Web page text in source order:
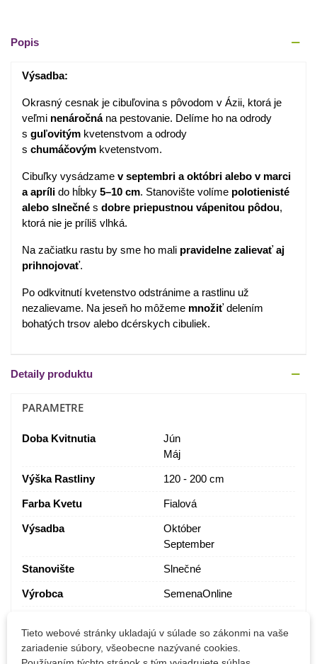
Popis
Výsadba:
Okrasný cesnak je cibuľovina s pôvodom v Ázii, ktorá je
veľmi nenáročnána pestovanie. Delíme ho na odrody
s guľovitým kvetenstvom a odrody
s chumáčovým kvetenstvom.
Cibuľky vysádzame v septembri a októbri alebo v marci
a apríli do hĺbky 5–10 cm. Stanovište volíme polotienisté
alebo slnečné s dobre priepustnou vápenitou pôdou,
ktorá nie je príliš vlhká.
Na začiatku rastu by sme ho mali pravidelne zalievať aj
prihnojovať.
Po odkvitnutí kvetenstvo odstránime a rastlinu už
nezalievame. Na jeseň ho môžeme množiťdelením
bohatých trsov alebo dcérskych cibuliek.
Detaily produktu
PARAMETRE
Doba Kvitnutia
Jún
Máj
Výška Rastliny 120 - 200 cm
Farba Kvetu Fialová
Výsadba
Október
September
Stanovište Slnečné
Výrobca SemenaOnline
Mrazuvzdornosť Áno
Tieto webové stránky ukladajú v súlade so zákonmi na vaše
zariadenie súbory, všeobecne nazývané cookies.